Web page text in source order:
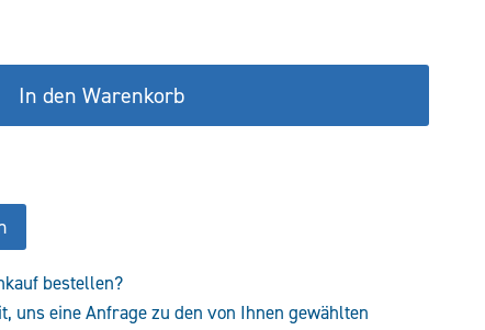
In den Warenkorb
bestellen?
uns eine Anfrage zu den von Ihnen gewählten